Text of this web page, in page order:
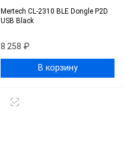
Mertech CL-2310 BLE Dongle P2D
USB Black
8 258 ₽
В корзину